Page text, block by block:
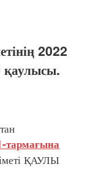
2022
тармағына
ҚАУЛЫ